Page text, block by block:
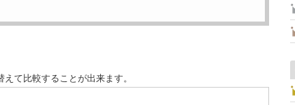
て比較することが出来ます。